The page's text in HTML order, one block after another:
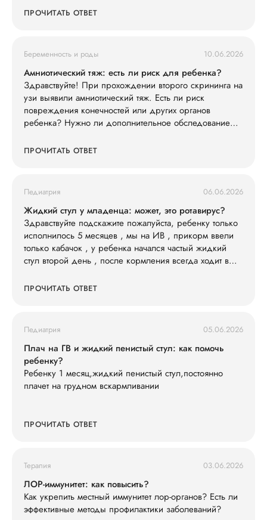
ПРОЧИТАТЬ ОТВЕТ
Беременность и роды 10.06.2026
Амниотический тяж: есть ли риск для ребенка?
Здравствуйте! При прохождении второго скрининга на
узи выявили амниотический тяж. Есть ли риск
повреждения конечностей или других органов
ребенка? Нужно ли дополнительное обследование
ПРОЧИТАТЬ ОТВЕТ
Педиатрия 06.06.2026
Жидкий стул у младенца: может, это ротавирус?
Здравствуйте подскажите пожалуйста, ребенку только
исполнилось 5 месяцев , мы на ИВ , прикорм ввели
только кабачок , у ребенка начался частый жидкий
стул второй день , после кормления всегда ходит в
и кушать не простит , раньше кричал просил спустя 3-
быть ротовирус у младшего , и как его лечить .
Анализы сдавали , кровь хорошая сказали только
гемоглобин понижен , подскажите что делать ?
ПРОЧИТАТЬ ОТВЕТ
Педиатрия 05.06.2026
Плач на ГВ и жидкий пенистый стул: как помочь
ребенку?
Ребенку 1 месяц,жидкий пенистый стул,постоянно
плачет на грудном вскармливании
ПРОЧИТАТЬ ОТВЕТ
Терапия 03.06.2026
ЛОР-иммунитет: как повысить?
Как укрепить местный иммунитет лор-органов? Есть ли
эффективные методы профилактики заболеваний?